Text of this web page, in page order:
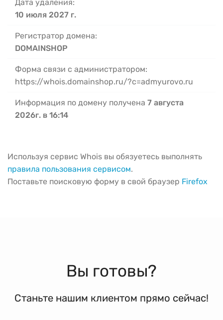
Дата удаления:
10 июля 2027 г.
Регистратор домена:
DOMAINSHOP
Форма связи с администратором:
https://whois.domainshop.ru/?c=admyurovo.ru
Информация по домену получена 7 августа
2026г. в 16:14
Используя сервис Whois вы обязуетесь выполнять
правила пользования сервисом.
Поставьте поисковую форму в свой браузер Firefox
Вы готовы?
Станьте нашим клиентом прямо сейчас!